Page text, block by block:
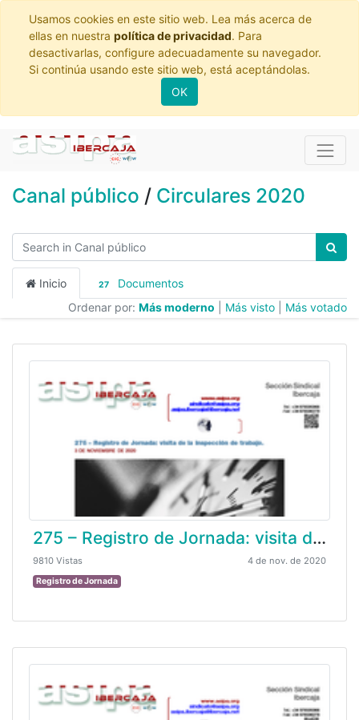
Usamos cookies en este sitio web. Lea más acerca de
ellas en nuestra política de privacidad. Para
desactivarlas, configure adecuadamente su navegador.
Si continúa usando este sitio web, está aceptándolas.
OK
Canal público / Circulares 2020
Inicio 27
Documentos
Ordenar por: Más moderno Más visto Más votado
275 – Registro de Jornada: visita de la inspección de trabajo
9810 Vistas 4 de nov. de 2020
Registro de Jornada